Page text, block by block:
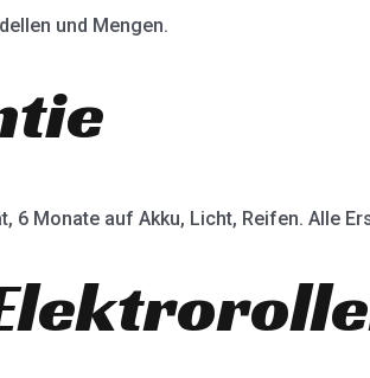
und Mengen.
6 Monate auf Akku, Licht, Reifen. Alle